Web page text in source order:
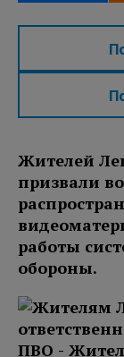
Жителей
призвали
работы
обороны.